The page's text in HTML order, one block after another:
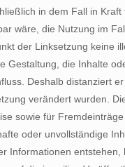
in dem Fall in
wäre, die Nutzung im
der Linksetzung keine
Gestaltung, die Inhalte
Deshalb distanziert
verändert wurden.
sowie für
oder unvollständige
Informationen